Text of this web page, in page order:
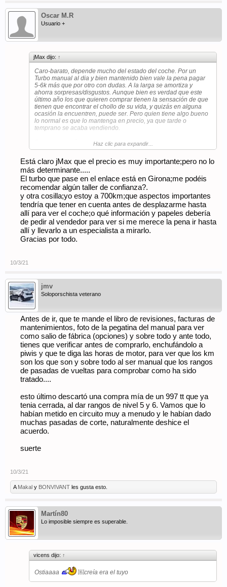
Oscar M.R
Usuario +
jMax dijo: ↑
Caro-barato, depende mucho del estado del coche. Por un
Turbo manual al dia y bien mantenido bien vale la pena pagar
5-6k más que por otro con dudas. A la larga se amortiza y
ahorra sorpresas/disgustos. Aunque bien es verdad que este
último año los que quieren comprar tienen la sensación de que
tienen que encontrar el chollo de su vida, y quizás en alguna
ocasión la encuentren, puede ser. Pero quien tiene algo bueno
lo normal es que lo mantenga en precio, ya que tarde o
temprano se acaba vendiendo.
Siempre revisión pre-compra por especialista a no ser que
conozcas bien al coche y al propietario.
En cuanto al modelo, si tu ilusión es la de un 997 Turbo, ve a
por él. No te defraudará.
Haz clic para expandir...
Está claro jMax que el precio es muy importante;pero no lo
más determinante.....
El turbo que pase en el enlace está en Girona;me podéis
recomendar algún taller de confianza?.
y otra cosilla;yo estoy a 700km;que aspectos importantes
tendría que tener en cuenta antes de desplazarme hasta
allí para ver el coche;o qué información y papeles debería
de pedir al vendedor para ver si me merece la pena ir hasta
allí y llevarlo a un especialista a mirarlo.
Gracias por todo.
10/3/21
jmv
Soloporschista veterano
Antes de ir, que te mande el libro de revisiones, facturas de
mantenimientos, foto de la pegatina del manual para ver
como salio de fábrica (opciones) y sobre todo y ante todo,
tienes que verificar antes de comprarlo, enchufándolo a
piwis y que te diga las horas de motor, para ver que los km
son los que son y sobre todo al ser manual que los rangos
de pasadas de vueltas para comprobar como ha sido
tratado....
esto último descartó una compra mía de un 997 tt que ya
tenia cerrada, al dar rangos de nivel 5 y 6. Vamos que lo
habían metido en circuito muy a menudo y le habían dado
muchas pasadas de corte, naturalmente deshice el
acuerdo.
suerte
10/3/21
A Makal y BONVIVANT les gusta esto.
Martín80
Lo imposible siempre es superable.
vicens dijo: ↑
Ostiaaaa ￼creía era el tuyo